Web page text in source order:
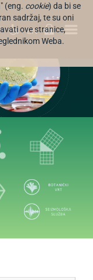
(eng. cookie) da bi se
sadržaj, te su oni
ove stranice,
Weba.
EN